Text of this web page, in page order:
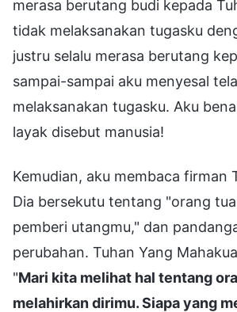
merasa berutang budi kepada
tidak melaksanakan tugasku
justru selalu merasa berutang
sampai-sampai aku menyesal
melaksanakan tugasku. Aku
layak disebut manusia!
Kemudian, aku membaca firman
Dia bersekutu tentang "orang
pemberi utangmu," dan
perubahan. Tuhan Yang
"Mari kita melihat hal tentang
melahirkan dirimu. Siapa yang